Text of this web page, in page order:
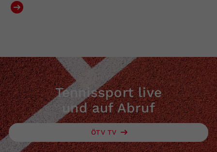
Tennissport live
und auf Abruf
ÖTV TV